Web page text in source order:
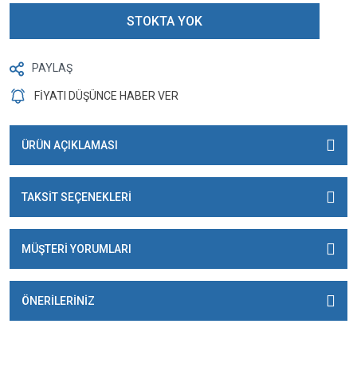
STOKTA YOK
PAYLAŞ
FİYATI DÜŞÜNCE HABER VER
ÜRÜN AÇIKLAMASI
TAKSİT SEÇENEKLERİ
MÜŞTERİ YORUMLARI
ÖNERİLERİNİZ